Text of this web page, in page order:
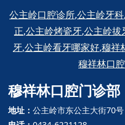
公主岭口腔诊所,公主岭牙科,
正,公主岭烤瓷牙,公主岭拔
牙,公主岭看牙哪家好,穆祥
穆祥林口腔
穆祥林口腔门诊部
地址 ：公主岭市东公主大街70号